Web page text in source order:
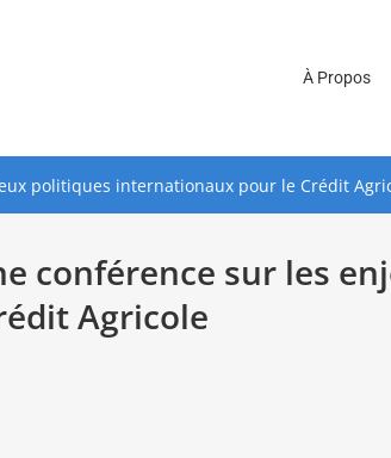
À Propos
politiques internationaux pour le Crédit
conférence sur les
Agricole